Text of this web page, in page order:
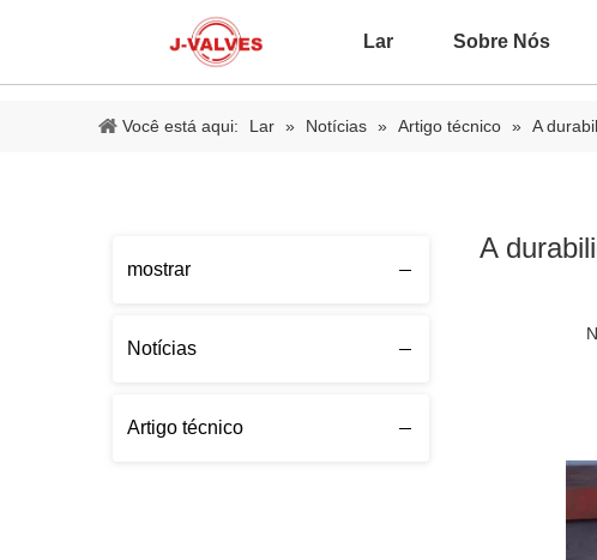
Lar Sobre Nós
Você está aqui: Lar » Notícias » Artigo técnico » A
mostrar
Notícias
Artigo técnico
A